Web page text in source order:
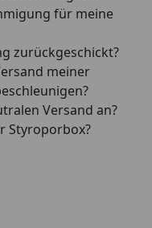
für meine
zurückgeschickt?
meiner
Versand an?
Styroporbox?